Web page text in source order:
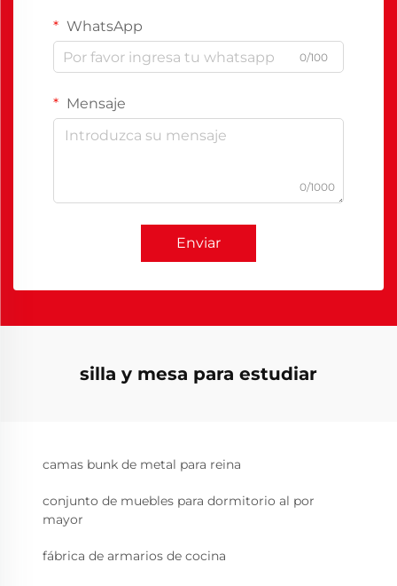
WhatsApp
0/100
Mensaje
0/1000
Enviar
silla y mesa para estudiar
camas bunk de metal para reina
conjunto de muebles para dormitorio al por
mayor
fábrica de armarios de cocina